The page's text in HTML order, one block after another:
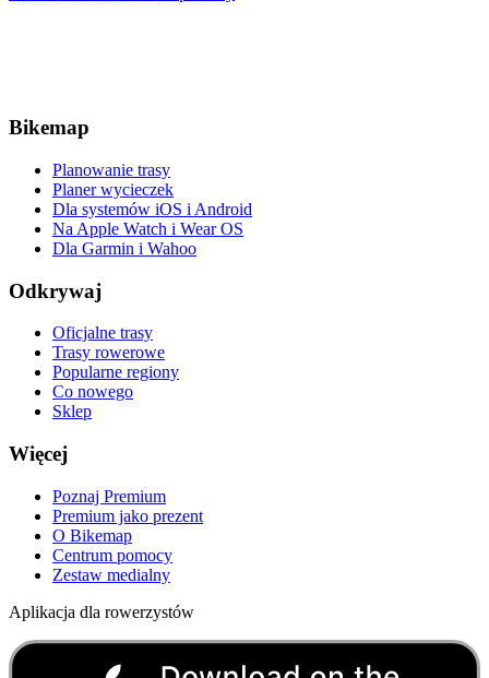
Bikemap
Planowanie trasy
Planer wycieczek
Dla systemów iOS i Android
Na Apple Watch i Wear OS
Dla Garmin i Wahoo
Odkrywaj
Oficjalne trasy
Trasy rowerowe
Popularne regiony
Co nowego
Sklep
Więcej
Poznaj Premium
Premium jako prezent
O Bikemap
Centrum pomocy
Zestaw medialny
Aplikacja dla rowerzystów